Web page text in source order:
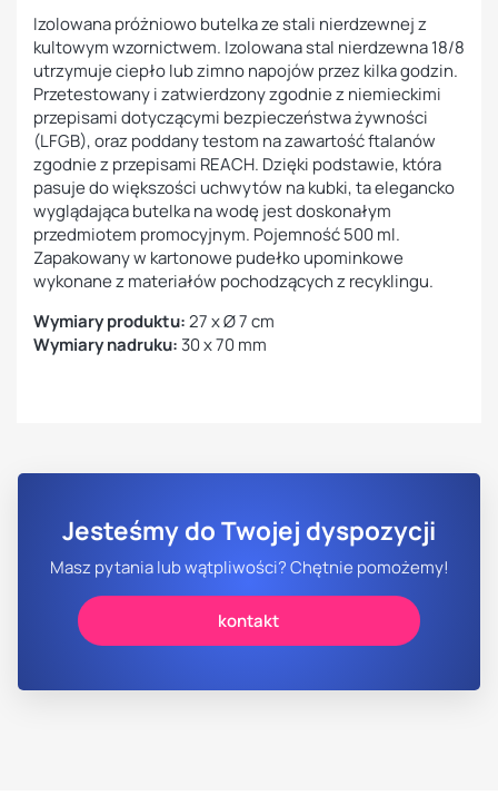
Izolowana próżniowo butelka ze stali nierdzewnej z
kultowym wzornictwem. Izolowana stal nierdzewna 18/8
utrzymuje ciepło lub zimno napojów przez kilka godzin.
Przetestowany i zatwierdzony zgodnie z niemieckimi
przepisami dotyczącymi bezpieczeństwa żywności
(LFGB), oraz poddany testom na zawartość ftalanów
zgodnie z przepisami REACH. Dzięki podstawie, która
pasuje do większości uchwytów na kubki, ta elegancko
wyglądająca butelka na wodę jest doskonałym
przedmiotem promocyjnym. Pojemność 500 ml.
Zapakowany w kartonowe pudełko upominkowe
wykonane z materiałów pochodzących z recyklingu.
Wymiary produktu:27 x Ø 7 cm
Wymiary nadruku: 30 x 70 mm
Jesteśmy do Twojej dyspozycji
Masz pytania lub wątpliwości? Chętnie pomożemy!
kontakt